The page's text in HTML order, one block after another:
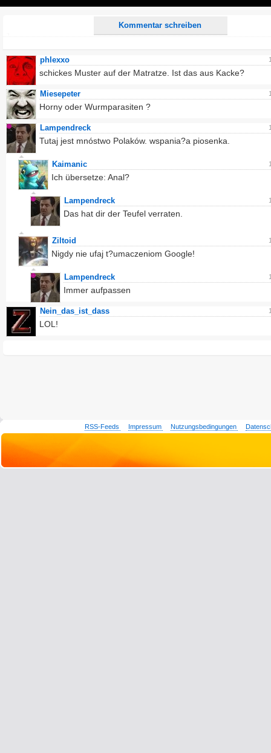
Kommentar schreiben
phlexxo
schickes Muster auf der Matratze. Ist das aus Kacke?
Miesepeter
Horny oder Wurmparasiten ?
Lampendreck
Tutaj jest mnóstwo Polaków. wspania?a piosenka.
Kaimanic
Ich übersetze: Anal?
Lampendreck
Das hat dir der Teufel verraten.
Ziltoid
Nigdy nie ufaj t?umaczeniom Google!
Lampendreck
Immer aufpassen
Nein_das_ist_dass
LOL!
RSS-Feeds Impressum Nutzungsbedingungen